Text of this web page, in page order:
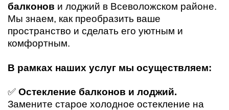
балконов и лоджий в Всеволожском районе.
Мы знаем, как преобразить ваше
пространство и сделать его уютным и
комфортным.
В рамках наших услуг мы осуществляем:
✅ Остекление балконов и лоджий.
Замените старое холодное остекление на